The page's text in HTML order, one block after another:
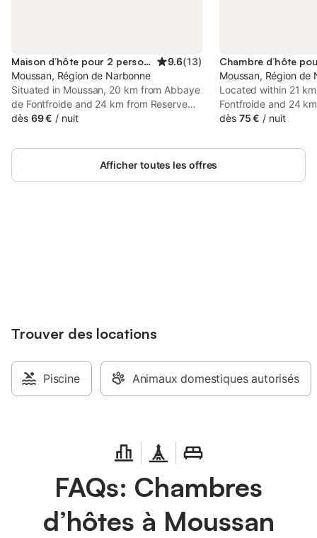
Maison d’hôte pour 2 personnes 9.6(13)
Moussan, Région de Narbonne
Situated in Moussan, 20 km from Abbaye
de Fontfroide and 24 km from Reserve
Africaine de Sigean, Grand studio au
conditioned accommodation with a
terrace and free WiFi.
dès 69 € / nuit
Moussan, Région de
Located within 21
Fontfroide and 24
Africaine de Sigean
seating area.
dès 75 € / nuit
Afficher toutes les offres
Trouver des locations
Piscine Animaux domestiques autorisés
FAQs: Chambres
d’hôtes à Moussan